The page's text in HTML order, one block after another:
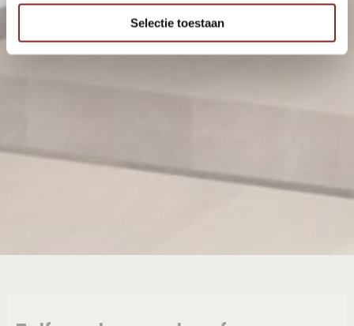
Selectie toestaan